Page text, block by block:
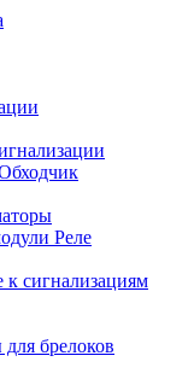
Реле
к сигнализациям
брелоков